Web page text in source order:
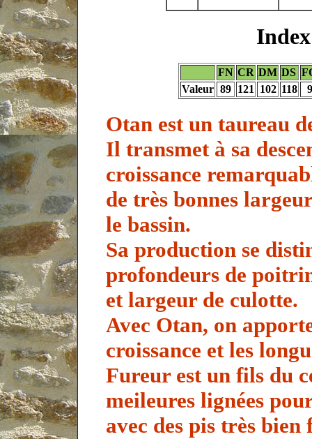
FN CR DM DS
Valeur 89 121 102 118
Otan est un taureau
Il transmet à sa
croissance
de très bonnes
le bassin.
Sa production se
profondeurs de
et largeur de culotte.
Avec Otan, on
croissance et les
Fureur est un fils du
meileures lignées
avec des pis très bien